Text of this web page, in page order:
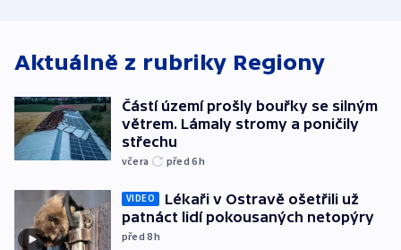
Aktuálně z rubriky Regiony
Částí území prošly bouřky se silným
větrem. Lámaly stromy a poničily
střechu
včera před 6h
VIDEO
Lékaři v Ostravě ošetřili už
patnáct lidí pokousaných netopýry
před 8h